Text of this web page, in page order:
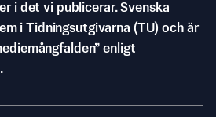
i det vi publicerar. Svenska
i Tidningsutgivarna (TU) och är
enligt